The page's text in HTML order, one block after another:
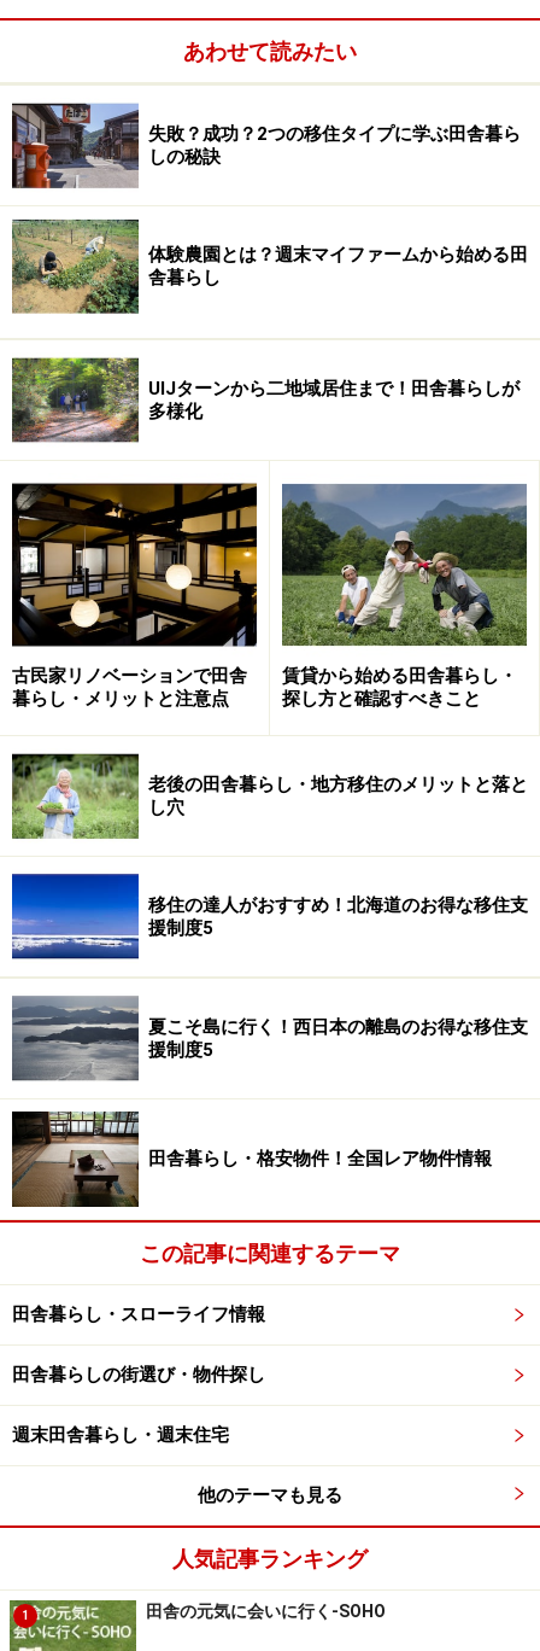
北海道には古くからアイヌの人々が住み、自然の恵みを
中心とする生活をおくっていました。明治時代になって
から本格的な開発がスタートしたため、代々継承されて
きた家系や身分などは当然存在しません。したがって、
よそからやってきた人々を差別することもなくオープ
ン。「3日住めば、みんな道産子」と認める土地柄で
す。
おおらかな気風は男女関係にもあらわれ、北海道では男
女の性差別はよくないことだと考える人の割合いが全国
一高いといわれています。かつて、フロンティアスピリ
ットに燃えて北海道に移住した人々は、大地を耕すのに
も男女の性差を気になどしていられなかった。その結
果、今の時代においても経済的に自立する積極的な女性
が多いようです。
北海道の県民性は、あなたの田舎暮らしの候補地にピッ
タリですか？
◆北海道のプロフィール
北海道は四方を太平洋、日本海、オホーツク海に囲ま
れ、雄大かつ変化に富む山岳、広大な湿原、美しい景観
の天然湖沼などにより形成されています。
国立、国定などの自然公園や自然環境保全地域などの広
大な自然エリアは、野生動物が息づく天然林、神秘的な
湿原、峻厳な山岳など、変化に富む景観に恵まれていま
す。
気候は冷涼低湿で、梅雨や台風の影響をあまり受けませ
ん。日本では北端に当たりますが、緯度から見るとアメ
リカ、ヨーロッパの主要都市とほぼ同位置にあります。
◆北海道の県民性ランキング
・地元の大学への進学率／1位（地元意識が高く70％を
・他府県への人口移動率／全国最低（やっぱり地元意識
が強いのは間違いない）
ない92％は移出し他県を面倒みている）
・離婚率／2～3位（1位は沖縄、北海道と大阪府が2、3
位を争っている）
・タバコ購入額／1位（喫煙率も男女ともにトップ）
*参考データ／NHK放送文化研究所、厚生労働省大臣官房統計情報
◆北海道移住のための口コミ情報
あわせて読みたい
失敗？成功？2つの移住タイプに学ぶ田舎暮ら
しの秘訣
体験農園とは？週末マイファームから始める田
舎暮らし
UIJターンから二地域居住まで！田舎暮らしが
多様化
古民家リノベーションで田舎
暮らし・メリットと注意点
賃貸から始める田舎暮らし・
探し方と確認すべきこと
老後の田舎暮らし・地方移住のメリットと落と
し穴
移住の達人がおすすめ！北海道のお得な移住支
援制度5
夏こそ島に行く！西日本の離島のお得な移住支
援制度5
田舎暮らし・格安物件！全国レア物件情報
この記事に関連するテーマ
田舎暮らし・スローライフ情報
田舎暮らしの街選び・物件探し
週末田舎暮らし・週末住宅
他のテーマも見る
人気記事ランキング
1 田舎の元気に会いに行く-SOHO